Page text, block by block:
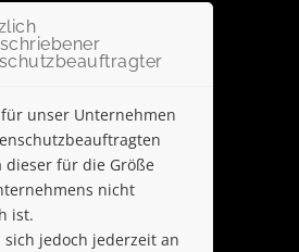
unser Unternehmen
dieser für die Größe
nicht
ist.
sich jedoch jederzeit an